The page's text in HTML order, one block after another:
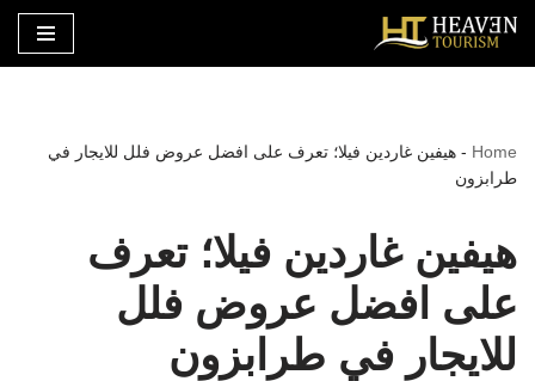
تخطى
Home
- هيفين غاردين فيلا؛ تعرف على افضل عروض فلل للايجار في
طرابزون
هيفين غاردين فيلا؛ تعرف
على افضل عروض فلل
للايجار في طرابزون